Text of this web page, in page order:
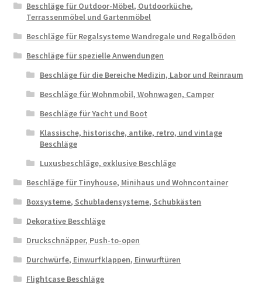
Beschläge für Outdoor-Möbel, Outdoorküche,
Terrassenmöbel und Gartenmöbel
Beschläge für Regalsysteme Wandregale und Regalböden
Beschläge für spezielle Anwendungen
Beschläge für die Bereiche Medizin, Labor und Reinraum
Beschläge für Wohnmobil, Wohnwagen, Camper
Beschläge für Yacht und Boot
Klassische, historische, antike, retro, und vintage
Beschläge
Luxusbeschläge, exklusive Beschläge
Beschläge für Tinyhouse, Minihaus und Wohncontainer
Boxsysteme, Schubladensysteme, Schubkästen
Dekorative Beschläge
Druckschnäpper, Push-to-open
Durchwürfe, Einwurfklappen, Einwurftüren
Flightcase Beschläge